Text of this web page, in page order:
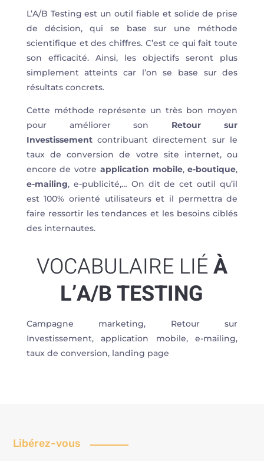
L’A/B Testing est un outil fiable et solide de prise
de décision, qui se base sur une méthode
scientifique et des chiffres. C’est ce qui fait toute
son efficacité. Ainsi, les objectifs seront plus
simplement atteints car l’on se base sur des
résultats concrets.
Cette méthode représente un très bon moyen
pour améliorer son Retour sur
Investissementcontribuant directement sur le
taux de conversion de votre site internet, ou
encore de votre application mobile,e-boutique,
e-mailing, e-publicité,… On dit de cet outil qu’il
est 100% orienté utilisateurs et il permettra de
faire ressortir les tendances et les besoins ciblés
des internautes.
VOCABULAIRE LIÉÀ
L’A/B TESTING
Campagne marketing, Retour sur
Investissement, application mobile, e-mailing,
taux de conversion, landing page
Libérez-vous